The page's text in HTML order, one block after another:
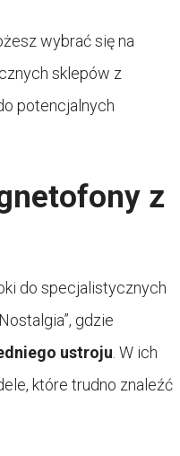
wybrać się na
sklepów z
potencjalnych
z
do specjalistycznych
gdzie
ustroju . W ich
które trudno znaleźć